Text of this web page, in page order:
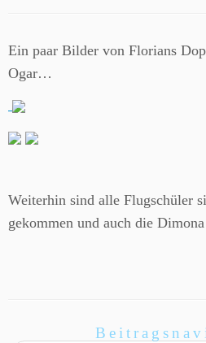
Ein paar Bilder von Florians
Ogar…
Weiterhin sind alle Flugschüler
gekommen und auch die